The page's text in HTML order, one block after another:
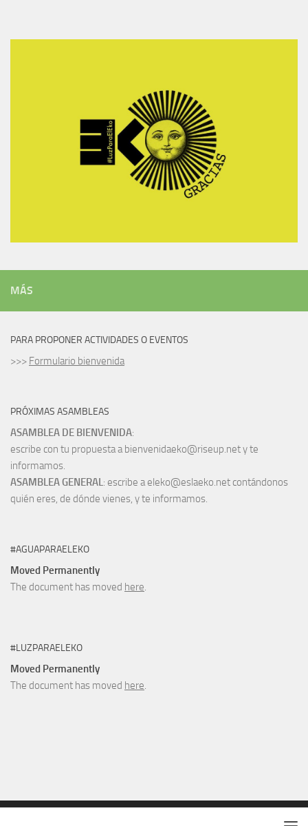
MÁS
PARA PROPONER ACTIVIDADES O EVENTOS
>>> Formulario bienvenida
PRÓXIMAS ASAMBLEAS
ASAMBLEA DE BIENVENIDA:
escribe con tu propuesta a bienvenidaeko@riseup.net y te
informamos.
ASAMBLEA GENERAL: escribe a eleko@eslaeko.net contándonos
quién eres, de dónde vienes, y te informamos.
#AGUAPARAELEKO
Moved Permanently
The document has moved here.
#LUZPARAELEKO
Moved Permanently
The document has moved here.